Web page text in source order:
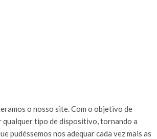
o nosso site. Com o objetivo de
qualquer tipo de dispositivo, tornando a
pudéssemos nos adequar cada vez mais as